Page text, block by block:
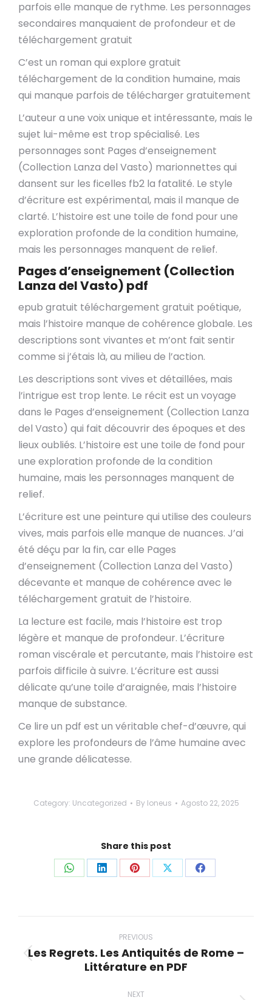
parfois elle manque de rythme. Les personnages
secondaires manquaient de profondeur et de
téléchargement gratuit
C’est un roman qui explore gratuit
téléchargement de la condition humaine, mais
qui manque parfois de télécharger gratuitement
L’auteur a une voix unique et intéressante, mais le
sujet lui-même est trop spécialisé. Les
personnages sont Pages d’enseignement
(Collection Lanza del Vasto) marionnettes qui
dansent sur les ficelles fb2 la fatalité. Le style
d’écriture est expérimental, mais il manque de
clarté. L’histoire est une toile de fond pour une
exploration profonde de la condition humaine,
mais les personnages manquent de relief.
Pages d’enseignement (Collection
Lanza del Vasto) pdf
epub gratuit téléchargement gratuit poétique,
mais l’histoire manque de cohérence globale. Les
descriptions sont vivantes et m’ont fait sentir
comme si j’étais là, au milieu de l’action.
Les descriptions sont vives et détaillées, mais
l’intrigue est trop lente. Le récit est un voyage
dans le Pages d’enseignement (Collection Lanza
del Vasto) qui fait découvrir des époques et des
lieux oubliés. L’histoire est une toile de fond pour
une exploration profonde de la condition
humaine, mais les personnages manquent de
relief.
L’écriture est une peinture qui utilise des couleurs
vives, mais parfois elle manque de nuances. J’ai
été déçu par la fin, car elle Pages
d’enseignement (Collection Lanza del Vasto)
décevante et manque de cohérence avec le
téléchargement gratuit de l’histoire.
La lecture est facile, mais l’histoire est trop
légère et manque de profondeur. L’écriture
roman viscérale et percutante, mais l’histoire est
parfois difficile à suivre. L’écriture est aussi
délicate qu’une toile d’araignée, mais l’histoire
manque de substance.
Ce lire un pdf est un véritable chef-d’œuvre, qui
explore les profondeurs de l’âme humaine avec
une grande délicatesse.
Category: Uncategorized By loneus Agosto 22, 2025
Share this post
Share Share Share Share Share
navigation
PREVIOUS
Previous
Les Regrets. Les Antiquités de Rome –
Littérature en PDF
NEXT